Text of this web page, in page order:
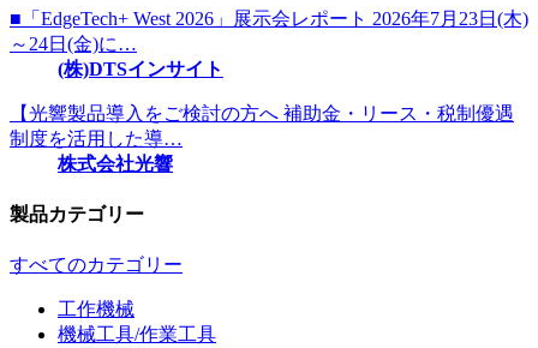
■「EdgeTech+ West 2026」展示会レポート 2026年7月23日(木)
～24日(金)に…
(株)DTSインサイト
【光響製品導入をご検討の方へ 補助金・リース・税制優遇
制度を活用した導…
株式会社光響
製品カテゴリー
すべてのカテゴリー
工作機械
機械工具/作業工具